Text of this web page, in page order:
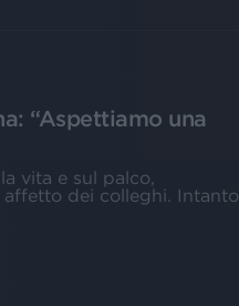
“Aspettiamo una
vita e sul palco,
dei colleghi. Intanto